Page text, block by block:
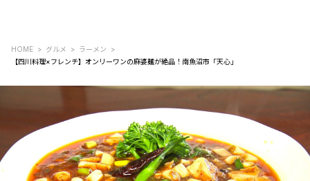
HOME グルメ
ラーメン
【四川料理×フレンチ】オンリーワンの麻婆麺が絶品！南魚沼市「天心」